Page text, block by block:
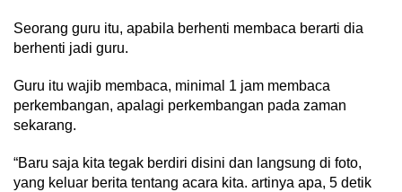
Seorang guru itu, apabila berhenti membaca berarti dia
berhenti jadi guru.
Guru itu wajib membaca, minimal 1 jam membaca
perkembangan, apalagi perkembangan pada zaman
sekarang.
“Baru saja kita tegak berdiri disini dan langsung di foto,
yang keluar berita tentang acara kita. artinya apa, 5 detik